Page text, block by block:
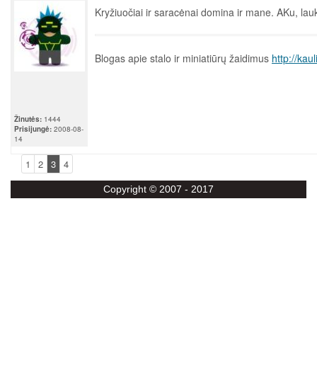
Žinutės: 1444
Prisijungė: 2008-08-
14
Kryžiuočiai ir saracėnai domina ir mane. AKu,
Blogas apie stalo ir miniatiūrų žaidimus http://
1 2 3 4
Copyright © 2007 - 2017